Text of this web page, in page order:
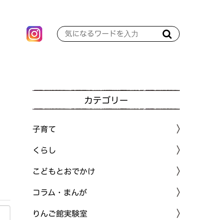
カテゴリー
子育て
くらし
こどもとおでかけ
コラム・まんが
りんご館実験室